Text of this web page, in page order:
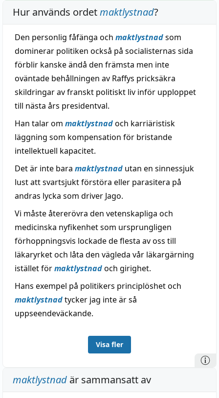
Hur används ordetmaktlystnad?
Den personlig fåfänga och maktlystnadsom
dominerar politiken också på socialisternas sida
förblir kanske ändå den främsta men inte
oväntade behållningen av Raffys pricksäkra
skildringar av franskt politiskt liv inför upploppet
till nästa års presidentval.
Han talar om maktlystnadoch karriäristisk
läggning som kompensation för bristande
intellektuell kapacitet.
Det är inte bara maktlystnad utan en sinnessjuk
lust att svartsjukt förstöra eller parasitera på
andras lycka som driver Jago.
Vi måste återerövra den vetenskapliga och
medicinska nyfikenhet som ursprungligen
förhoppningsvis lockade de flesta av oss till
läkaryrket och låta den vägleda vår läkargärning
istället förmaktlystnadoch girighet.
Hans exempel på politikers principlöshet och
maktlystnadtycker jag inte är så
uppseendeväckande.
Visa fler
maktlystnad är sammansatt av